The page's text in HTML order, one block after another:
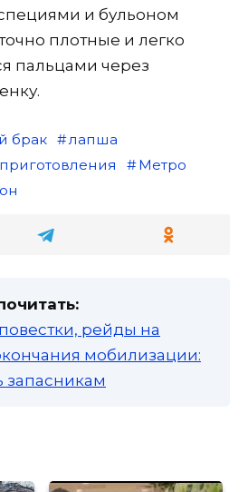
и бульоном
плотные и легко
пальцами через
брак
лапша
Метро
рейды на
мобилизации:
запасникам